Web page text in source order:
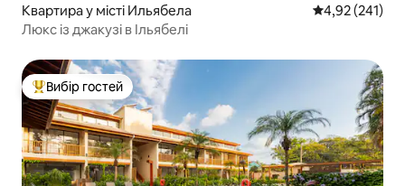
Квартира у місті Ильябела Середня
4,92 (241)
Люкс із джакузі в Ільябелі
Топ вибір гостей
Вибір гостей